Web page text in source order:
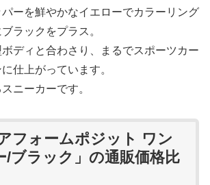
ーを鮮やかなイエローでカラーリング
ラックをプラス。
ディと合わさり、まるでスポーツカー
仕上がっています。
ニーカーです。
フォームポジット ワン
/ブラック」の通販価格比